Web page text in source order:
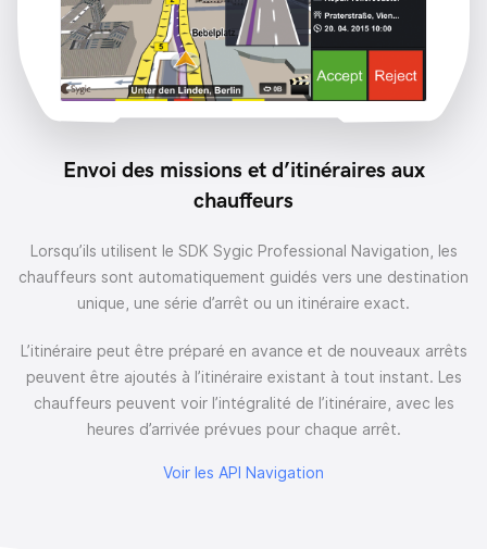
Envoi des missions et d’itinéraires aux
chauffeurs
Lorsqu’ils utilisent le SDK Sygic Professional Navigation, les
chauffeurs sont automatiquement guidés vers une destination
unique, une série d’arrêt ou un itinéraire exact.
L’itinéraire peut être préparé en avance et de nouveaux arrêts
peuvent être ajoutés à l’itinéraire existant à tout instant. Les
chauffeurs peuvent voir l’intégralité de l’itinéraire, avec les
heures d’arrivée prévues pour chaque arrêt.
Voir les API Navigation